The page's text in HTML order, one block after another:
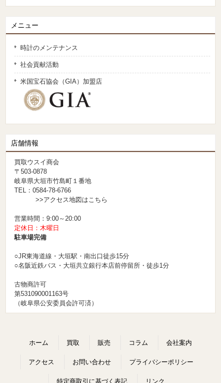
メニュー
時計のメンテナンス
社会貢献活動
米国宝石協会（GIA）加盟店
店舗情報
買取ウスイ商会
〒503-0878
岐阜県大垣市竹島町１番地
TEL：0584-78-6766
>>アクセス地図はこちら
営業時間：9:00～20:00
定休日：木曜日
駐車場完備
○JR東海道線・大垣駅・南出口徒歩15分
○名阪近鉄バス・大垣共立銀行本店前停留所・徒歩1分
古物商許可
第531090001163号
（岐阜県公安委員会許可済）
ホーム 買取 販売 コラム 会社案内
アクセス お問い合わせ プライバシーポリシー
特定商取引に基づく表記 リンク